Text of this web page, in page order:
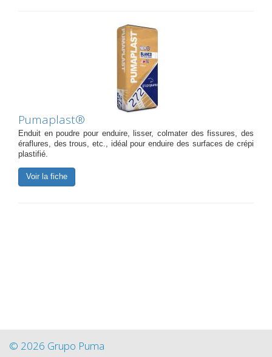
Pumaplast®
Enduit en poudre pour enduire, lisser, colmater des fissures, des
éraflures, des trous, etc., idéal pour enduire des surfaces de crépi
plastifié.
Voir la fiche
© 2026 Grupo Puma